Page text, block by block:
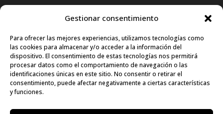
Gestionar consentimiento
Para ofrecer las mejores experiencias, utilizamos tecnologías como
las cookies para almacenar y/o acceder a la información del
dispositivo. El consentimiento de estas tecnologías nos permitirá
procesar datos como el comportamiento de navegación o las
identificaciones únicas en este sitio. No consentir o retirar el
consentimiento, puede afectar negativamente a ciertas características
y funciones.
Haz clic para aceptar cookies de
marketing y permitir este contenido